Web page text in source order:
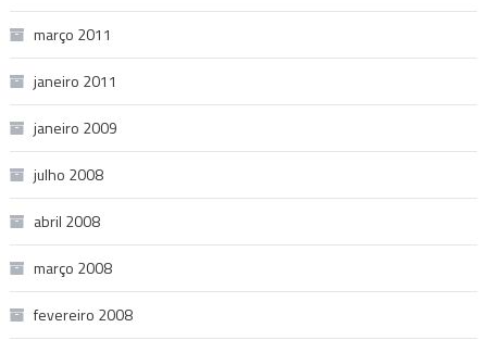
março 2011
janeiro 2011
janeiro 2009
julho 2008
abril 2008
março 2008
fevereiro 2008